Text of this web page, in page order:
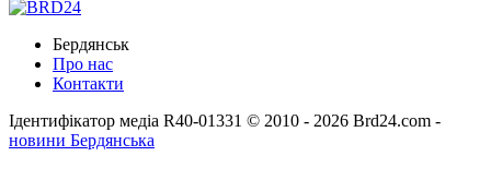
Бердянськ
Про нас
Контакти
Ідентифікатор медіа R40-01331 © 2010 - 2026 Brd24.com -
новини Бердянська